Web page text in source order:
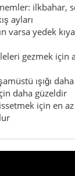
ilkbahar,
ayları
varsa yedek
gezmek için
ışığı
daha güzeldir
için en